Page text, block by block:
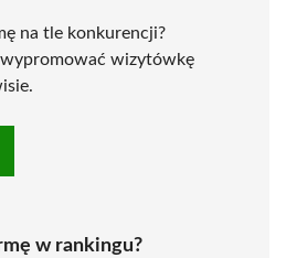
na tle konkurencji?
wypromować wizytówkę
w rankingu?